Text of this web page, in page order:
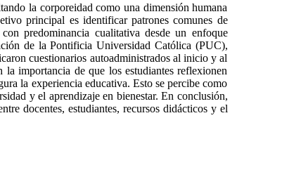
la corporeidad como una dimensión humana
principal es identificar patrones comunes de
predominancia cualitativa desde un enfoque
de la Pontificia Universidad Católica (PUC),
cuestionarios autoadministrados al inicio y al
importancia de que los estudiantes reflexionen
la experiencia educativa. Esto se percibe como
y el aprendizaje en bienestar. En conclusión,
docentes, estudiantes, recursos didácticos y el